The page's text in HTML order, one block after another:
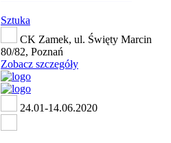
Sztuka
CK Zamek, ul. Święty Marcin
80/82, Poznań
Zobacz szczegóły
24.01-14.06.2020